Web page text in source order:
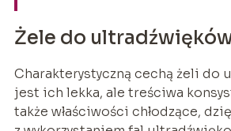
Żele do
Charakterystyczną cechą żeli do
jest ich lekka, ale treściwa
także właściwości chłodzące,